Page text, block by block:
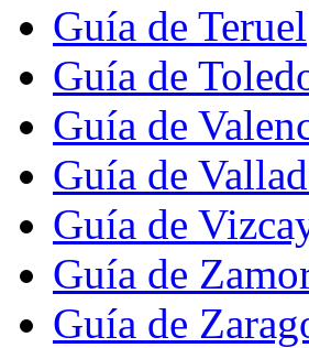
Guía de Teruel
Guía de
Guía de
Guía de
Guía de
Guía de
Guía de